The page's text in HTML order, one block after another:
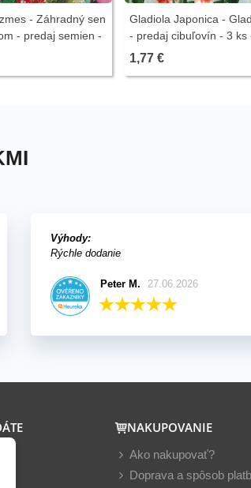
- Záhradný sen
- predaj semien -
Gladiola Japonica -
- predaj cibuľovín - 3 ks
ukončený
1,77 €
Výhody:
Rýchle dodanie
Peter M. 27.06.2026
NAKUPOVANIE
Ako nakupovať?
Doprava a spôsob